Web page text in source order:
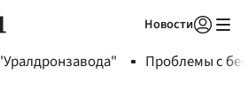
Новости
Проблемы с